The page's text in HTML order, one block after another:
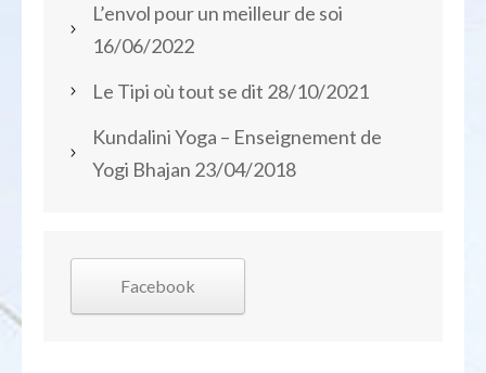
L’envol pour un meilleur de soi
16/06/2022
Le Tipi où tout se dit 28/10/2021
Kundalini Yoga – Enseignement de
Yogi Bhajan 23/04/2018
Facebook